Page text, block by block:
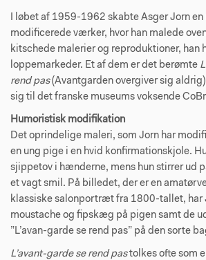
I løbet af 1959-1962 skabte Asger Jorn
modificerede værker, hvor han malede
kitschede malerier og reproduktioner, han
loppemarkeder. Et af dem er det berømte
rend pas(Avantgarden overgiver sig
sig til det franske museums voksende
Humoristisk modifikation
Det oprindelige maleri, som Jorn har
en ung pige i en hvid konfirmationskjole.
sjippetov i hænderne, mens hun stirrer ud
et vagt smil. På billedet, der er en
klassiske salonportræt fra 1800-tallet, har
moustache og fipskæg på pigen samt de
”L’avan-garde se rend pas” på den sorte
L’avant-garde se rend pastolkes ofte som